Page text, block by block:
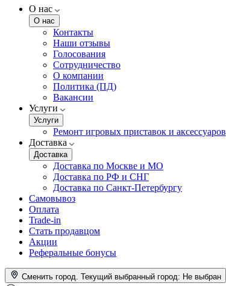
О нас
О нас
Контакты
Наши отзывы
Голосования
Сотрудничество
О компании
Политика (ПД)
Вакансии
Услуги
Услуги
Ремонт игровых приставок и аксессуаров
Доставка
Доставка
Доставка по Москве и МО
Доставка по РФ и СНГ
Доставка по Санкт-Петербургу
Самовывоз
Оплата
Trade-in
Стать продавцом
Акции
Реферальные бонусы
Сменить город. Текущий выбранный город: Не выбран